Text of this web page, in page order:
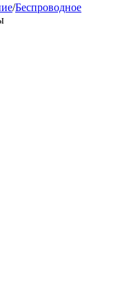
/Беспроводное